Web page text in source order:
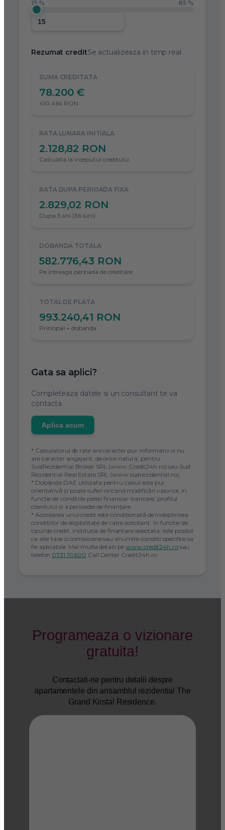
15 % 85 %
Rezumat creditSe actualizeaza in timp real
SUMA CREDITATA
78.200 €
410.464 RON
RATA LUNARA INITIALA
2.128,82 RON
Calculata la inceputul creditului
RATA DUPA PERIOADA FIXA
2.829,02 RON
Dupa 3 ani (36 luni)
DOBANDA TOTALA
582.776,43 RON
Pe intreaga perioada de creditare
TOTAL DE PLATA
993.240,41 RON
Principal + dobanda
Gata sa aplici?
Completeaza datele si un consultant te va
contacta.
Aplica acum
* Calculatorul de rate are caracter pur informativ si nu
are caracter angajant, de orice natura, pentru
SudRezidential Broker SRL (www.Credit24h.ro) sau Sud
Rezidential Real Estate SRL (www.sudrezidential.ro);
* Dobânda DAE utilizata pentru calcul este pur
orientativă și poate suferi oricand modificări valorice, în
funcție de conditiile pietei financiar-bancare, profilul
clientului și a perioadei de finanțare.
* Acordarea unui credit este condiţionată de îndeplinirea
condiţiilor de eligibilitate de catre solicitant. In functie de
tipul de credit, institutia de finantare selectata, este posibil
ca alte taxe si comisioane sau anumite conditii specifice sa
fie aplicabile. Mai multe detalii pewww.credit24h.rosau
telefon 0731.111.600 Call Center Credit24h.ro
Programeaza o vizionare
gratuita!
Contactati-ne pentru detalii despre
apartamentele din ansamblul rezidential The
Grand Kirstal Residence.